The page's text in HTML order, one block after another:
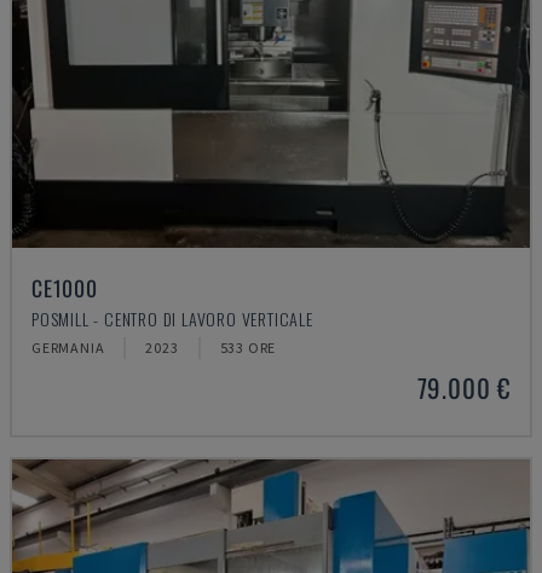
CE1000
POSMILL - CENTRO DI LAVORO VERTICALE
GERMANIA 2023 533 ORE
79.000 €